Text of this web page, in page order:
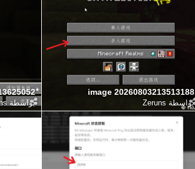
بواسطة
image 20260803213513188
بواسطة Zeruns